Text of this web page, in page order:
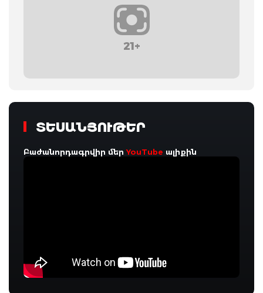
21+
ՏԵՍԱՆՅՈՒԹԵՐ
Բաժանորդագրվիր մերYouTube ալիքին